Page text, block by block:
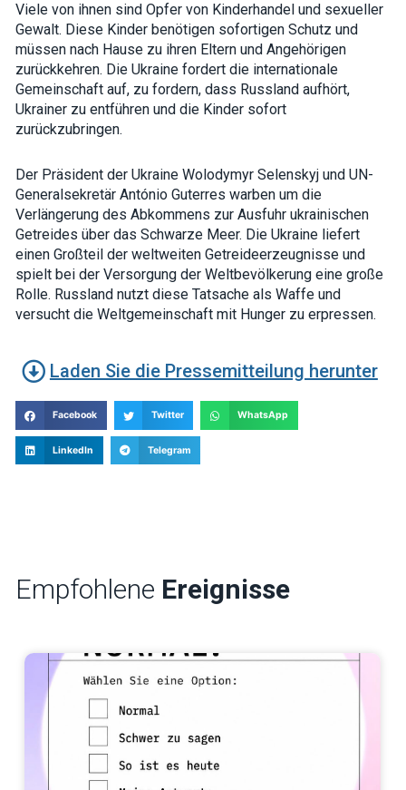
Viele von ihnen sind Opfer von Kinderhandel und sexueller
Gewalt. Diese Kinder benötigen sofortigen Schutz und
müssen nach Hause zu ihren Eltern und Angehörigen
zurückkehren. Die Ukraine fordert die internationale
Gemeinschaft auf, zu fordern, dass Russland aufhört,
Ukrainer zu entführen und die Kinder sofort
zurückzubringen.
Der Präsident der Ukraine Wolodymyr Selenskyj und UN-
Generalsekretär António Guterres warben um die
Verlängerung des Abkommens zur Ausfuhr ukrainischen
Getreides über das Schwarze Meer. Die Ukraine liefert
einen Großteil der weltweiten Getreideerzeugnisse und
spielt bei der Versorgung der Weltbevölkerung eine große
Rolle. Russland nutzt diese Tatsache als Waffe und
versucht die Weltgemeinschaft mit Hunger zu erpressen.
Laden Sie die Pressemitteilung herunter
Facebook Twitter WhatsApp
LinkedIn Telegram
Empfohlene Ereignisse